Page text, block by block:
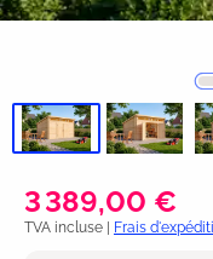
3 389,00 €
TVA incluse | Frais